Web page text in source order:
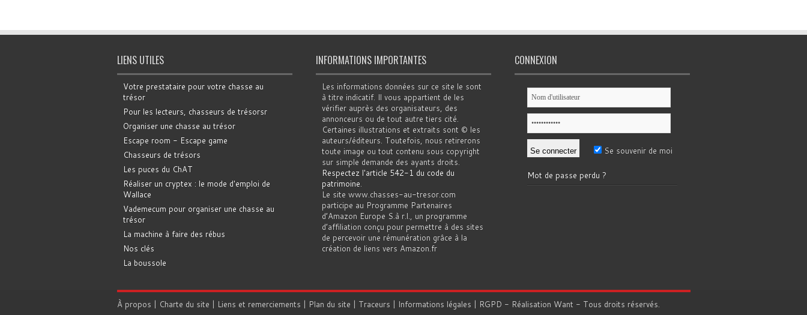
LIENS UTILES
Votre prestataire pour votre chasse au
trésor
Pour les lecteurs, chasseurs de trésorsr
Organiser une chasse au trésor
Escape room - Escape game
Chasseurs de trésors
Les puces du ChAT
Réaliser un cryptex : le mode d'emploi de
Wallace
Vademecum pour organiser une chasse au
trésor
La machine à faire des rébus
Nos clés
La boussole
INFORMATIONS IMPORTANTES
Les informations données sur ce site le sont
à titre indicatif. Il vous appartient de les
vérifier auprès des organisateurs, des
annonceurs ou de tout autre tiers cité.
Certaines illustrations et extraits sont © les
auteurs/éditeurs. Toutefois, nous retirerons
toute image ou tout contenu sous copyright
sur simple demande des ayants droits.
Respectez l'article 542-1 du code du
patrimoine.
Le site www.chasses-au-tresor.com
participe au Programme Partenaires
d’Amazon Europe S.à r.l., un programme
d’affiliation conçu pour permettre à des sites
de percevoir une rémunération grâce à la
création de liens vers Amazon.fr
CONNEXION
Se souvenir de moi
Mot de passe perdu ?
À propos | Charte du site | Liens et remerciements | Plan du site | Traceurs | Informations légales | RGPD - Réalisation Want - Tous droits réservés.